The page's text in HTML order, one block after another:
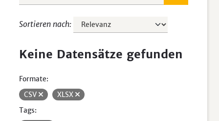
Sortieren nach
Keine Datensätze gefunden
Formate:
CSV
XLSX
Tags: